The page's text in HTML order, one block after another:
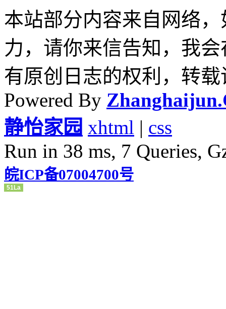
本站部分内容来自网络
力，请你来信告知，我
有原创日志的权利，转
Powered By
静怡家园 xhtml | css
Run in 38 ms, 7 Queries,
皖ICP备07004700号
51La